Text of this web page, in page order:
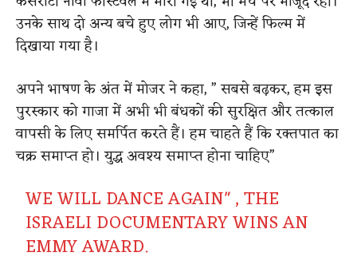
उनके साथ दो अन्य बचे हुए लोग भी आए, जिन्हें फिल्म में
दिखाया गया है।
अपने भाषण के अंत में मोजर ने कहा, ” सबसे बढ़कर, हम इस
पुरस्कार को गाजा में अभी भी बंधकों की सुरक्षित और तत्काल
वापसी के लिए समर्पित करते हैं। हम चाहते हैं कि रक्तपात का
चक्र समाप्त हो। युद्ध अवश्य समाप्त होना चाहिए”
WE WILL DANCE AGAIN" , THE
ISRAELI DOCUMENTARY WINS AN
EMMY AWARD.